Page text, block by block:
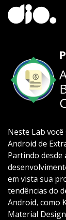
Neste Lab
Android de
Partindo desde
em vista sua
tendências do
Android, como
Material